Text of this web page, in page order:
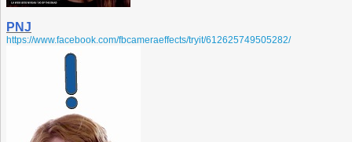
PNJ
https://www.facebook.com/fbcameraeffects/tryit/612625749505282/